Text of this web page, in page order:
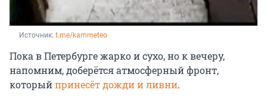
Источник: t.me/kammeteo
Пока в Петербурге жарко и сухо, но к вечеру,
напомним, доберётся атмосферный фронт,
которыйпринесёт дожди и ливни.